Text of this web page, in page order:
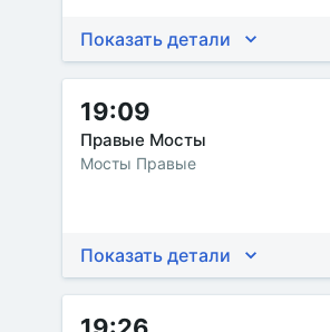
Показать детали
19:09
Правые Мосты
Мосты Правые
Показать детали